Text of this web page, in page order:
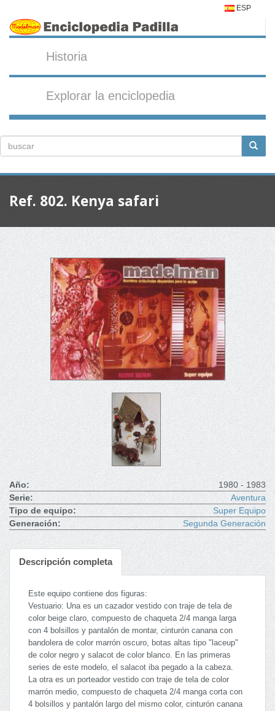
ESP
Historia
Explorar la enciclopedia
Ref. 802. Kenya safari
Año:
1980 - 1983
Serie:
Aventura
Tipo de equipo:
Super Equipo
Generación:
Segunda Generación
Descripción completa
Este equipo contiene dos figuras:
Vestuario: Una es un cazador vestido con traje de tela de
color beige claro, compuesto de chaqueta 2/4 manga larga
con 4 bolsillos y pantalón de montar, cinturón canana con
bandolera de color marrón oscuro, botas altas tipo "laceup"
de color negro y salacot de color blanco. En las primeras
series de este modelo, el salacot iba pegado a la cabeza.
La otra es un porteador vestido con traje de tela de color
marrón medio, compuesto de chaqueta 2/4 manga corta con
4 bolsillos y pantalón largo del mismo color, cinturón canana